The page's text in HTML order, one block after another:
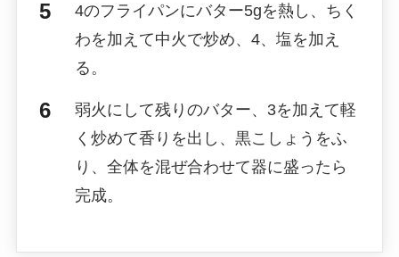
4のフライパンにバター5gを熱し、ちく
わを加えて中火で炒め、4、塩を加え
る。
弱火にして残りのバター、3を加えて軽
く炒めて香りを出し、黒こしょうをふ
り、全体を混ぜ合わせて器に盛ったら
完成。